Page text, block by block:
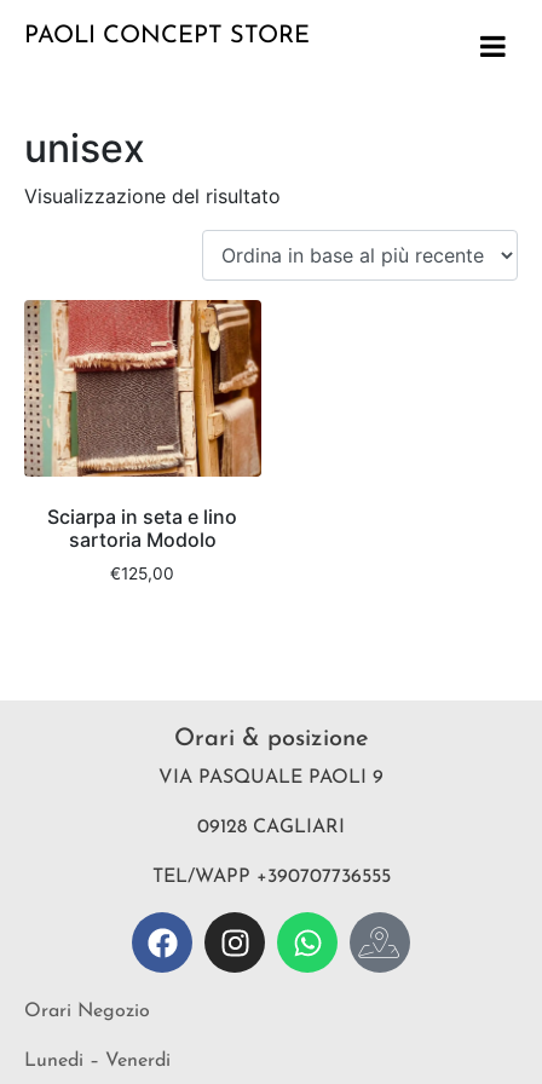
PAOLI CONCEPT STORE
unisex
Visualizzazione del risultato
Sciarpa in seta e lino
sartoria Modolo
€125,00
Orari & posizione
VIA PASQUALE PAOLI 9
09128 CAGLIARI
TEL/WAPP +390707736555
Orari Negozio
Lunedi – Venerdi